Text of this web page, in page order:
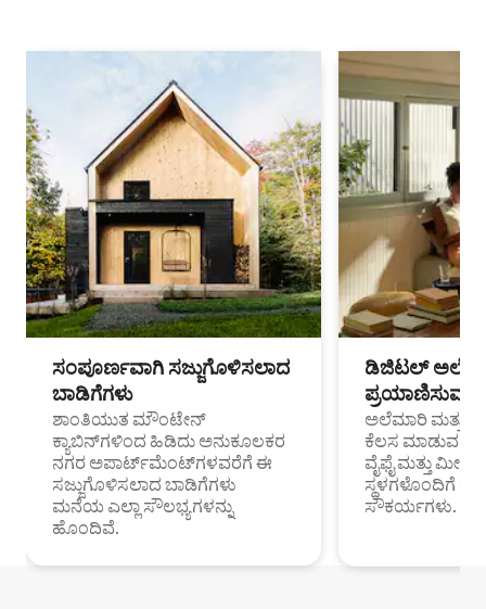
ಸಂಪೂರ್ಣವಾಗಿ ಸಜ್ಜುಗೊಳಿಸಲಾದ
ಬಾಡಿಗೆಗಳು
ಶಾಂತಿಯುತ ಮೌಂಟೇನ್
ಕ್ಯಾಬಿನ್‌ಗಳಿಂದ ಹಿಡಿದು ಅನುಕೂಲಕರ
ನಗರ ಅಪಾರ್ಟ್‌ಮೆಂಟ್‌ಗಳವರೆಗೆ ಈ
ಸಜ್ಜುಗೊಳಿಸಲಾದ ಬಾಡಿಗೆಗಳು
ಮನೆಯ ಎಲ್ಲಾ ಸೌಲಭ್ಯಗಳನ್ನು
ಹೊಂದಿವೆ.
ಡಿಜಿಟಲ್
ಪ್ರಯಾಣಿಸುವ
ಅಲೆಮಾರಿ ಮತ್ತು
ಕೆಲಸ ಮಾಡುವ
ವೈಫೈ ಮತ್ತು
ಸ್ಥಳಗಳೊಂದಿಗೆ
ಸೌಕರ್ಯಗಳು.